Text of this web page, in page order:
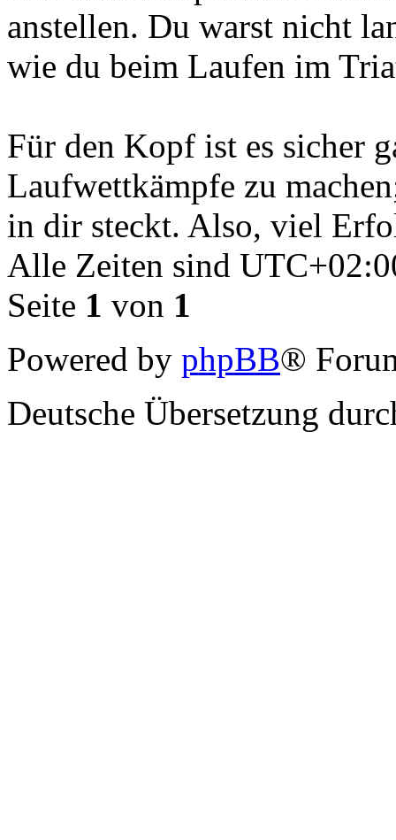
anstellen. Du warst nicht
wie du beim Laufen im
Für den Kopf ist es sicher
Laufwettkämpfe zu
in dir steckt. Also, viel
Alle Zeiten sind
Seite 1 von 1
Powered by phpBB®
Deutsche Übersetzung